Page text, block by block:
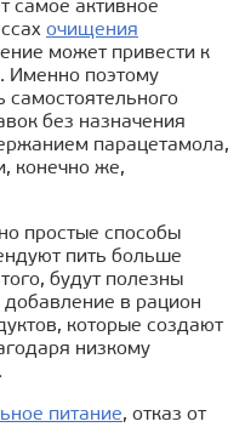
самое активное
очищения
может привести к
Именно поэтому
самостоятельного
без назначения
парацетамола,
конечно же,
простые способы
пить больше
будут полезны
в рацион
которые создают
низкому
питание, отказ от